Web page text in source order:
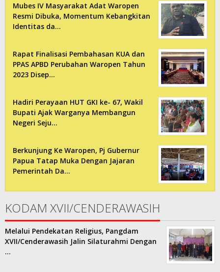
Mubes IV Masyarakat Adat Waropen
Resmi Dibuka, Momentum Kebangkitan
Identitas da…
Rapat Finalisasi Pembahasan KUA dan
PPAS APBD Perubahan Waropen Tahun
2023 Disep…
Hadiri Perayaan HUT GKI ke- 67, Wakil
Bupati Ajak Warganya Membangun
Negeri Seju…
Berkunjung Ke Waropen, Pj Gubernur
Papua Tatap Muka Dengan Jajaran
Pemerintah Da…
KODAM XVII/CENDERAWASIH
Melalui Pendekatan Religius, Pangdam
XVII/Cenderawasih Jalin Silaturahmi Dengan
…